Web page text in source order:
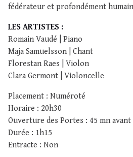
fédérateur et profondément
LES ARTISTES :
Romain Vaudé | Piano
Maja Samuelsson | Chant
Florestan Raes | Violon
Clara Germont | Violoncelle
Placement : Numéroté
Horaire : 20h30
Ouverture des Portes : 45 mn
Durée : 1h15
Entracte : Non